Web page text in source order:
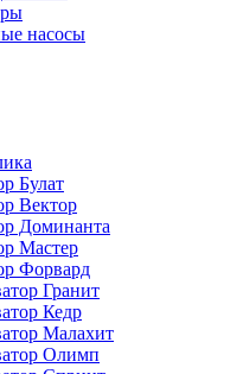
насосы
Булат
Вектор
Доминанта
Мастер
Форвард
Гранит
Кедр
Малахит
Олимп